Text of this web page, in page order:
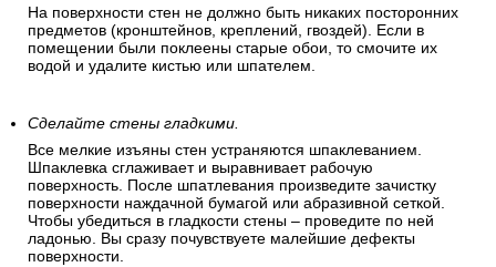
На поверхности стен не должно быть никаких посторонних
предметов (кронштейнов, креплений, гвоздей). Если в
помещении были поклеены старые обои, то смочите их
водой и удалите кистью или шпателем.
Сделайте стены гладкими.
Все мелкие изъяны стен устраняются шпаклеванием.
Шпаклевка сглаживает и выравнивает рабочую
поверхность. После шпатлевания произведите зачистку
поверхности наждачной бумагой или абразивной сеткой.
Чтобы убедиться в гладкости стены – проведите по ней
ладонью. Вы сразу почувствуете малейшие дефекты
поверхности.